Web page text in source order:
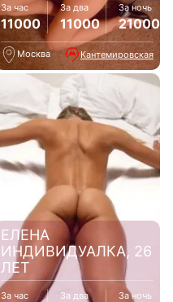
За час
11000
За два
11000
За ночь
21000
Москва Кантемировская
ЕЛЕНА
ИНДИВИДУАЛКА, 26
ЛЕТ
За час За два За ночь